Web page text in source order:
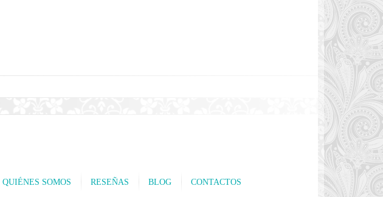
QUIÉNES SOMOS RESEÑAS BLOG CONTACTOS